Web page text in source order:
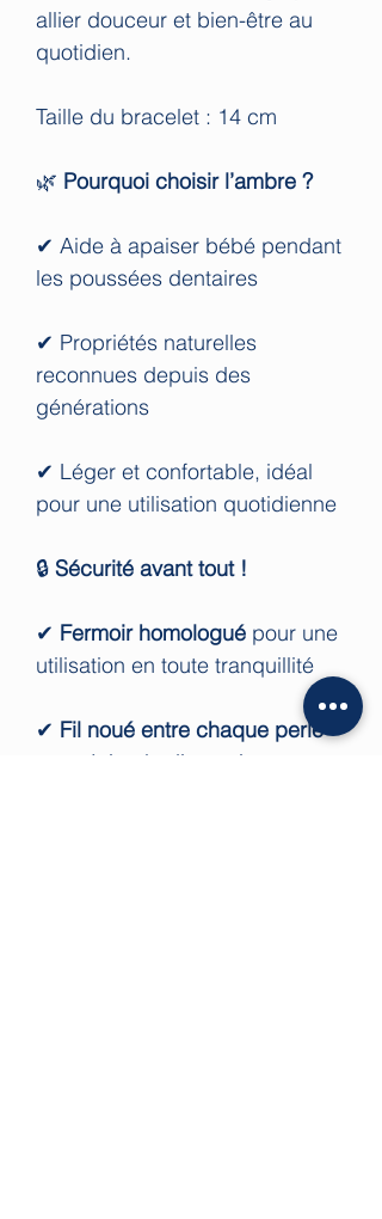
allier douceur et bien-être au
quotidien.
Taille du bracelet : 14 cm
🌿 Pourquoi choisir l’ambre ?
✔ Aide à apaiser bébé pendant
les poussées dentaires
✔ Propriétés naturelles
reconnues depuis des
générations
✔ Léger et confortable, idéal
pour une utilisation quotidienne
🔒 Sécurité avant tout !
✔ Fermoir homologué pour une
utilisation en toute tranquillité
✔ Fil noué entre chaque perle
pour éviter la dispersion en cas